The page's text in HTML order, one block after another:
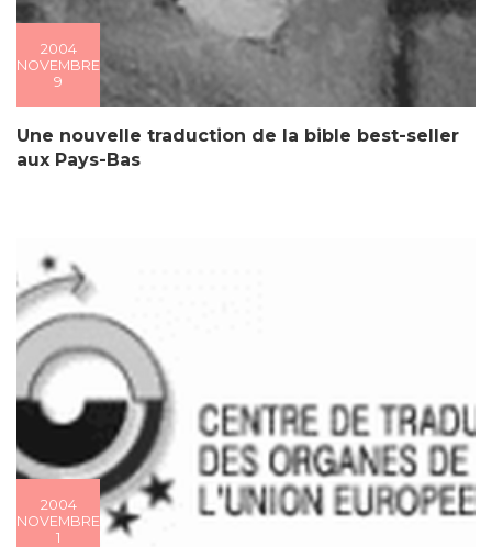
2004
NOVEMBRE
9
Une nouvelle traduction de la bible best-seller
aux Pays-Bas
2004
NOVEMBRE
1